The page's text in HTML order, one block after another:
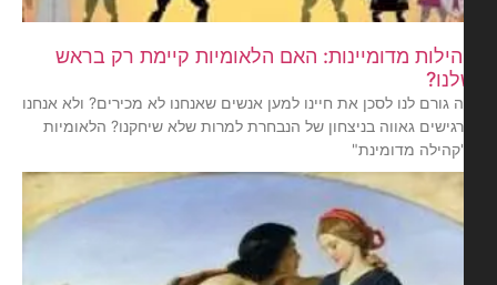
מדומיינות: האם הלאומיות קיימת רק בראש
גורם לנו לסכן את חיינו למען אנשים שאנחנו לא מכירים? ולא אנחנו
גאווה בניצחון של הנבחרת למרות שלא שיחקנו? הלאומיות
מדומינת"